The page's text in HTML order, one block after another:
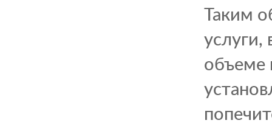
Таким
услуги,
объеме